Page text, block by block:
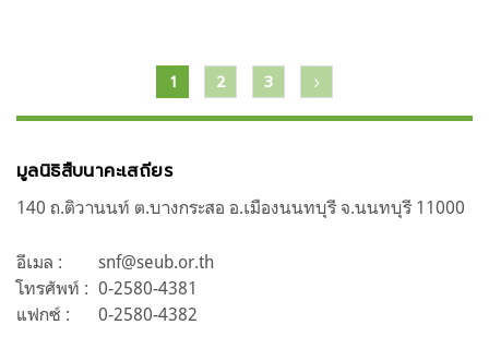
เรื่อง
1 2 3
มูลนิธิสืบนาคะเสถียร
140 ถ.ติวานนท์ ต.บางกระสอ อ.เมืองนนทบุรี จ.นนทบุรี 11000
อีเมล :
snf@seub.or.th
โทรศัพท์ : 0-2580-4381
แฟกซ์ :
0-2580-4382